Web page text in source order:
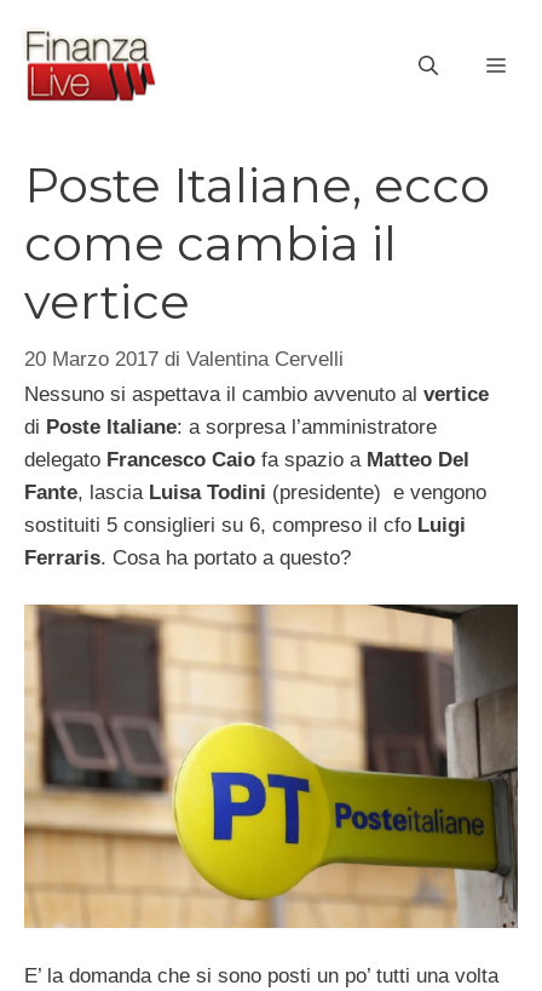
contenuto
Poste Italiane, ecco
come cambia il
vertice
20 Marzo 2017 di Valentina Cervelli
Nessuno si aspettava il cambio avvenuto al vertice
di Poste Italiane: a sorpresa l’amministratore
delegato Francesco Caio fa spazio a Matteo Del
Fante, lascia Luisa Todini (presidente) e vengono
sostituiti 5 consiglieri su 6, compreso il cfo Luigi
Ferraris. Cosa ha portato a questo?
E’ la domanda che si sono posti un po’ tutti una volta